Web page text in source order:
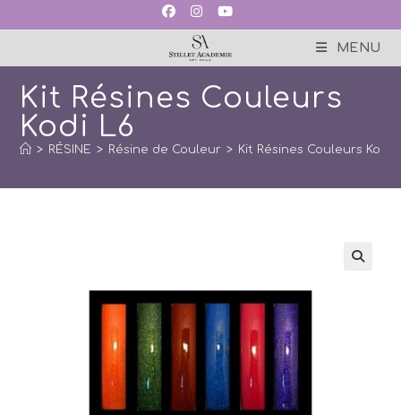
MENU
Kit Résines Couleurs
Kodi L6
> RÉSINE > Résine de Couleur > Kit Résines Couleurs Kodi